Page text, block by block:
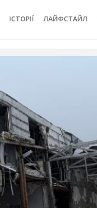
ІСТОРІЇ ЛАЙФСТАЙЛ